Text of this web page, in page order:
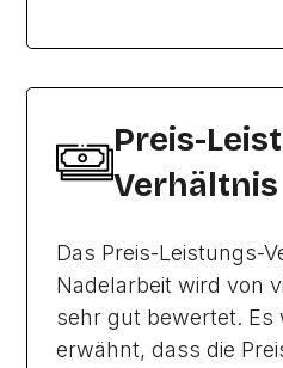
Preis-
Verhältnis
Das Preis-Leistungs-
Nadelarbeit wird von
sehr gut bewertet. Es
erwähnt, dass die